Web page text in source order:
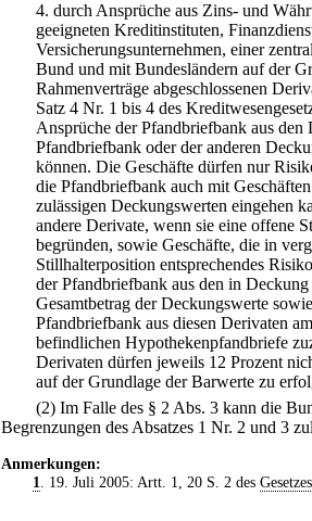
4. durch Ansprüche aus Zins- und
geeigneten Kreditinstituten,
Versicherungsunternehmen, einer
Bund und mit Bundesländern auf der
Rahmenverträge abgeschlossenen
Satz 4 Nr. 1 bis 4 des
Ansprüche der Pfandbriefbank aus
Pfandbriefbank oder der anderen
können. Die Geschäfte dürfen nur
die Pfandbriefbank auch mit
zulässigen Deckungswerten eingehen
andere Derivate, wenn sie eine offene
begründen, sowie Geschäfte, die in
Stillhalterposition entsprechendes
der Pfandbriefbank aus den in
Gesamtbetrag der Deckungswerte
Pfandbriefbank aus diesen Derivaten
befindlichen Hypothekenpfandbriefe
Derivaten dürfen jeweils 12 Prozent
auf der Grundlage der Barwerte zu
(2) Im Falle des § 2 Abs. 3 kann die
Begrenzungen des Absatzes 1 Nr. 2 und 3
Anmerkungen:
1
. 19. Juli 2005: Artt. 1, 20 S. 2 des